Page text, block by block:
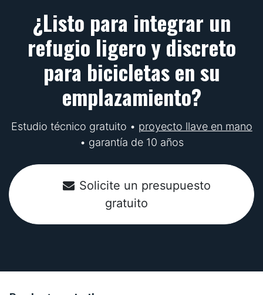
¿Listo para integrar un
refugio ligero y discreto
para bicicletas en su
emplazamiento?
Estudio técnico gratuito • proyecto llave en mano
• garantía de 10 años
Solicite un presupuesto
gratuito